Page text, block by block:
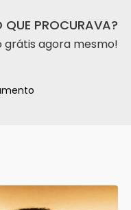
QUE PROCURAVA?
grátis agora mesmo!